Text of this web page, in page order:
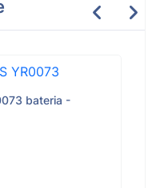
bateria -